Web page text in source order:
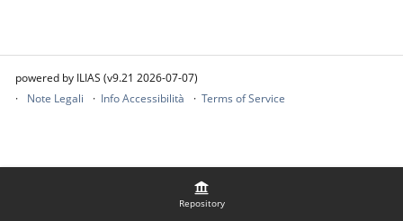
Repository
powered by ILIAS (v9.21 2026-07-07)
Note Legali
Info Accessibilità Terms of Service